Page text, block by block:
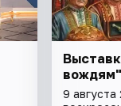
вождям"
9 августа